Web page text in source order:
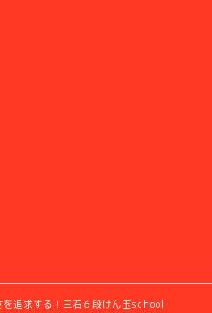
追求する！三石６段けん玉school